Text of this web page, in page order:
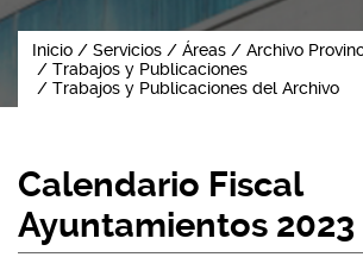
Inicio Servicios Áreas
Archivo
Trabajos y Publicaciones
Trabajos y Publicaciones del Archivo
Calendario Fiscal
Ayuntamientos 2023